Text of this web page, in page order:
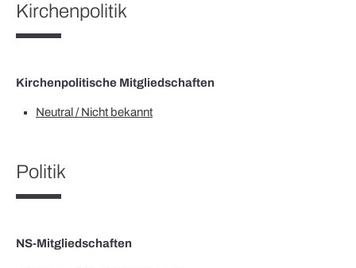
Kirchenpolitik
Kirchenpolitische Mitgliedschaften
Neutral / Nicht bekannt
Politik
NS-Mitgliedschaften